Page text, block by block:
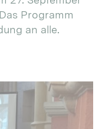
Programm
an alle.